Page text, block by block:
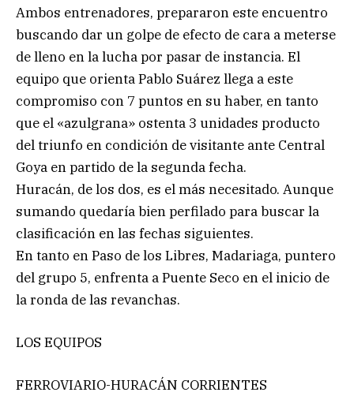
Ambos entrenadores, prepararon este encuentro
buscando dar un golpe de efecto de cara a meterse
de lleno en la lucha por pasar de instancia. El
equipo que orienta Pablo Suárez llega a este
compromiso con 7 puntos en su haber, en tanto
que el «azulgrana» ostenta 3 unidades producto
del triunfo en condición de visitante ante Central
Goya en partido de la segunda fecha.
Huracán, de los dos, es el más necesitado. Aunque
sumando quedaría bien perfilado para buscar la
clasificación en las fechas siguientes.
En tanto en Paso de los Libres, Madariaga, puntero
del grupo 5, enfrenta a Puente Seco en el inicio de
la ronda de las revanchas.
LOS EQUIPOS
FERROVIARIO-HURACÁN CORRIENTES